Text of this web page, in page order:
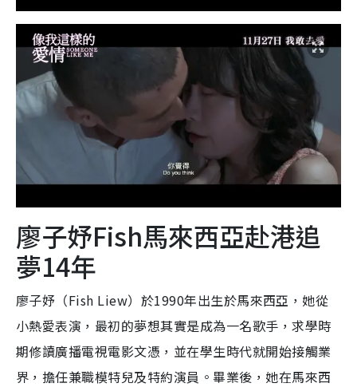
廖子妤Fish馬來西亞赴港追
夢14年
廖子妤（Fish Liew）於1990年出生於馬來西亞，她從
小熱愛表演，最初的夢想其實是成為一名歌手，求學時
期修讀廣播電視電影文憑，並在學生時代就開始接觸業
界，擔任兼職模特兒及特約演員。畢業後，她在馬來西